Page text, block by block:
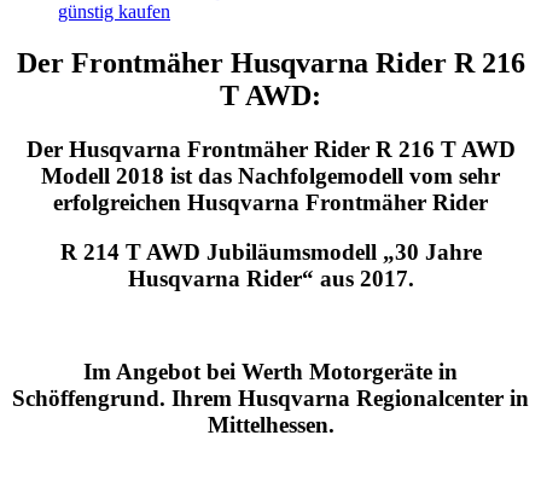
Der Frontmäher Husqvarna Rider R 216
T AWD:
Der Husqvarna Frontmäher Rider R 216 T AWD
Modell 2018 ist das Nachfolgemodell vom sehr
erfolgreichen Husqvarna Frontmäher Rider
R 214 T AWD Jubiläumsmodell „30 Jahre
Husqvarna Rider“ aus 2017.
Im Angebot bei Werth Motorgeräte in
Schöffengrund. Ihrem Husqvarna Regionalcenter in
Mittelhessen.